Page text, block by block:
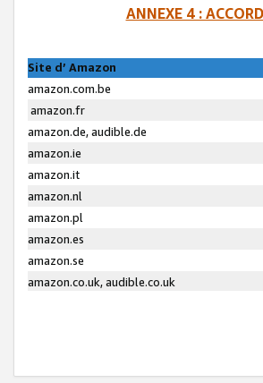
ANNEXE 4 :
Site d’ Amazon
amazon.com.be
amazon.fr
amazon.de, audible.de
amazon.ie
amazon.it
amazon.nl
amazon.pl
amazon.es
amazon.se
amazon.co.uk, audible.co.uk